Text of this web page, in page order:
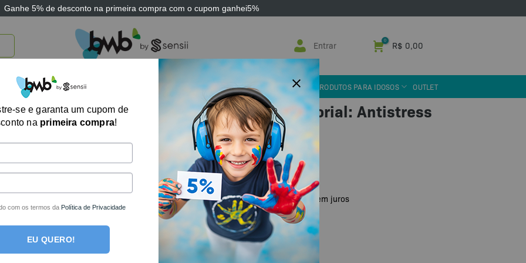
Ganhe 5% de desconto na primeira compra com o cupom ganhei5%
Entrar R$ 0,00
BRINQUEDOS E JOGOS ARK THERAPEUTIC SENSII TECNOLOGIA ASSISTIVA PRODUTOS PARA IDOSOS OUTLET
Esquilo de Apertar Sensorial: Antistress
perfeito
R$21,85 no boleto ou PIX
R$23,00 em até1x deR$23,00 sem juros
Fora de estoque
se e garanta um cupom de
na primeira compra!
com os termos da Política de Privacidade
EU QUERO!